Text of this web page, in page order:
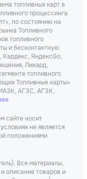
топливных карт в
процессинга
по состоянию на
Топливного
топливного
и бесконтактную
ЯндексGo,
Ликард,
топливного
Топливные карты»
АГЗС, АГЗК,
сайте носит
не является
положениями
Все материалы,
описание товаров и